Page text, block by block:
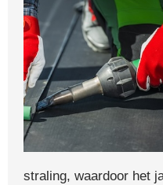
straling, waardoor het